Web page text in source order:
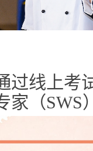
过线上考
家（SWS